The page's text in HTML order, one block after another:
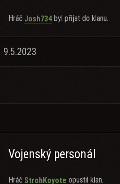
Hráč Josh734 byl přijat do klanu.
9.5.2023
Vojenský personál
Hráč StrohKoyote opustil klan.